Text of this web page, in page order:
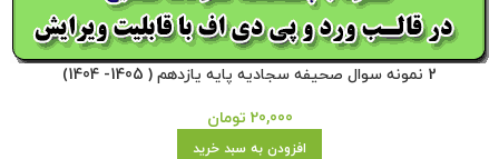
2 نمونه سوال صحیفه سجادیه پایه یازدهم ( 1405- 1404)
20,000 تومان
افزودن به سبد خرید